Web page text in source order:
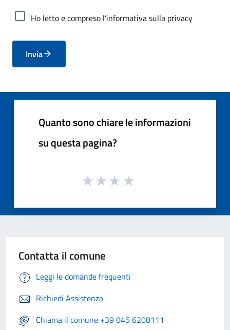
Ho letto e compreso l’informativa sulla privacy
Invia
Quanto sono chiare le informazioni
su questa pagina?
Contatta il comune
Leggi le domande frequenti
Richiedi Assistenza
Chiama il comune +39 045 6208111